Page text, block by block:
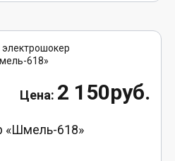
2 150руб.
«Шмель-618»